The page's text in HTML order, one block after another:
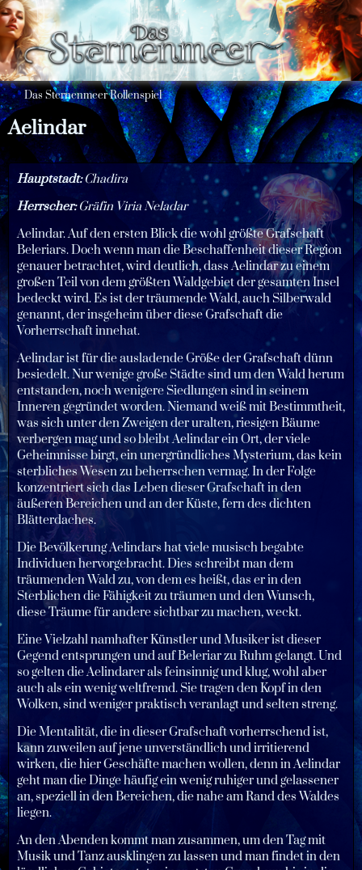
Das Sternenmeer Rollenspiel
Aelindar
Hauptstadt:Chadira
Herrscher:Gräfin Viria Neladar
Aelindar. Auf den ersten Blick die wohl größte Grafschaft
Beleriars. Doch wenn man die Beschaffenheit dieser Region
genauer betrachtet, wird deutlich, dass Aelindar zu einem
großen Teil von dem größten Waldgebiet der gesamten Insel
bedeckt wird. Es ist der träumende Wald, auch Silberwald
genannt, der insgeheim über diese Grafschaft die
Vorherrschaft innehat.
Aelindar ist für die ausladende Größe der Grafschaft dünn
besiedelt. Nur wenige große Städte sind um den Wald herum
entstanden, noch wenigere Siedlungen sind in seinem
Inneren gegründet worden. Niemand weiß mit Bestimmtheit,
was sich unter den Zweigen der uralten, riesigen Bäume
verbergen mag und so bleibt Aelindar ein Ort, der viele
Geheimnisse birgt, ein unergründliches Mysterium, das kein
sterbliches Wesen zu beherrschen vermag. In der Folge
konzentriert sich das Leben dieser Grafschaft in den
äußeren Bereichen und an der Küste, fern des dichten
Blätterdaches.
Die Bevölkerung Aelindars hat viele musisch begabte
Individuen hervorgebracht. Dies schreibt man dem
träumenden Wald zu, von dem es heißt, das er in den
Sterblichen die Fähigkeit zu träumen und den Wunsch,
diese Träume für andere sichtbar zu machen, weckt.
Eine Vielzahl namhafter Künstler und Musiker ist dieser
Gegend entsprungen und auf Beleriar zu Ruhm gelangt. Und
so gelten die Aelindarer als feinsinnig und klug, wohl aber
auch als ein wenig weltfremd. Sie tragen den Kopf in den
Wolken, sind weniger praktisch veranlagt und selten streng.
Die Mentalität, die in dieser Grafschaft vorherrschend ist,
kann zuweilen auf jene unverständlich und irritierend
wirken, die hier Geschäfte machen wollen, denn in Aelindar
geht man die Dinge häufig ein wenig ruhiger und gelassener
an, speziell in den Bereichen, die nahe am Rand des Waldes
liegen.
An den Abenden kommt man zusammen, um den Tag mit
Musik und Tanz ausklingen zu lassen und man findet in den